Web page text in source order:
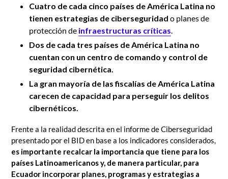
Cuatro de cada cinco países de América Latina no
tienen estrategias de ciberseguridad o planes de
protección de infraestructuras críticas.
Dos de cada tres países de América Latina no
cuentan con un centro de comando y control de
seguridad cibernética.
La gran mayoría de las fiscalías de América Latina
carecen de capacidad para perseguir los delitos
cibernéticos.
Frente a la realidad descrita en el informe de Ciberseguridad
presentado por el BID en base a los indicadores considerados,
es importante recalcar la importancia que tiene para los
países Latinoamericanos y, de manera particular, para
Ecuador incorporar planes, programas y estrategias a